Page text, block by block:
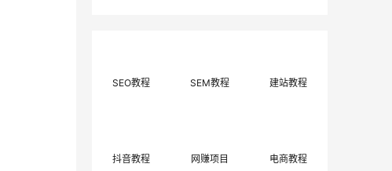
SEO教程 SEM教程 建站教程
抖音教程 网赚项目 电商教程